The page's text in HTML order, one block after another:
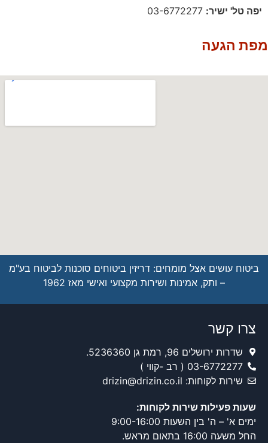
יפה טל' ישיר:
מפת הגעה
ביטוח עושים אצל מומחים: דריזין ביטוחים סוכנות לביטוח בע"מ
– ותק, אמינות ושירות מקצועי ואישי מאז 1962
צרו קשר
שדרות ירושלים 96, רמת גן 5236360.
03-6772277 ( רב -קווי )
שירות לקוחות: drizin@drizin.co.il
שעות פעילות שירות לקוחות:
ימים א' – ה' בין השעות 9:00-16:00
החל משעה 16:00 בתאום מראש.